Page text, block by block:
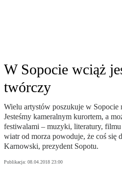
W Sopocie wciąż
twórczy
Wielu artystów poszukuje w Sopocie
Jesteśmy kameralnym kurortem, a
festiwalami – muzyki, literatury,
wiatr od morza powoduje, że coś się
Karnowski, prezydent Sopotu.
Publikacja: 08.04.2018 23:00